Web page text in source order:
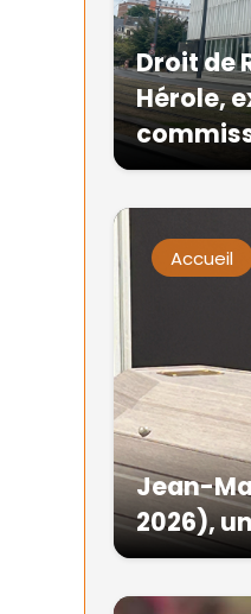
Droit de
Hérole,
Accueil
Jean-
2026),